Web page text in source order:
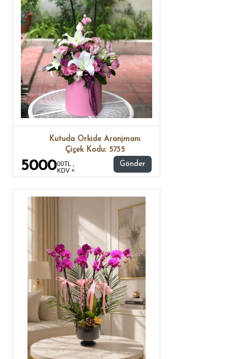
Kutuda Orkide Aranjmanı
Çiçek Kodu: 5735
500000TL ,
KDV +
Gönder